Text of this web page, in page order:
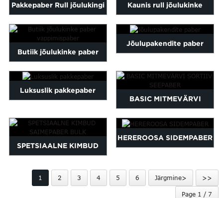
Persian
Samoan
Thai
Zulu
Pakkepaber Rull jõulukingi
pakkepaber
Kaunis rull jõulukinke
pakkimispaber
Butiik jõulukinke paber
vappimispaber
Jõulupakendite paber
Luksuslik pakkepaber
BASIC MITMEVÄRVI
SORTIIV SEEPABER
SPETSIAALNE KIMBUD
HEREROOSA SIDEMPABER
1 2 3 4 5 6 Järgmine> >>
Page 1 / 7